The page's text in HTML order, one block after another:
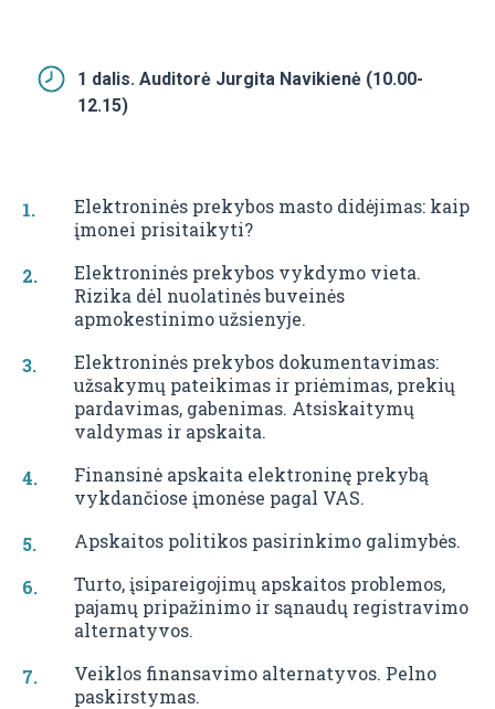
1 dalis. Auditorė Jurgita Navikienė (10.00-
12.15)
Elektroninės prekybos masto didėjimas: kaip
įmonei prisitaikyti?
Elektroninės prekybos vykdymo vieta.
Rizika dėl nuolatinės buveinės
apmokestinimo užsienyje.
Elektroninės prekybos dokumentavimas:
užsakymų pateikimas ir priėmimas, prekių
pardavimas, gabenimas. Atsiskaitymų
valdymas ir apskaita.
Finansinė apskaita elektroninę prekybą
vykdančiose įmonėse pagal VAS.
Apskaitos politikos pasirinkimo galimybės.
Turto, įsipareigojimų apskaitos problemos,
pajamų pripažinimo ir sąnaudų registravimo
alternatyvos.
Veiklos finansavimo alternatyvos. Pelno
paskirstymas.